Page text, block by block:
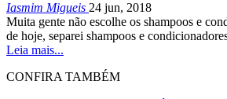
Iasmim Migueis 24 jun, 2018
Muita gente não escolhe os shampoos e
de hoje, separei shampoos e
Leia mais...
CONFIRA TAMBÉM